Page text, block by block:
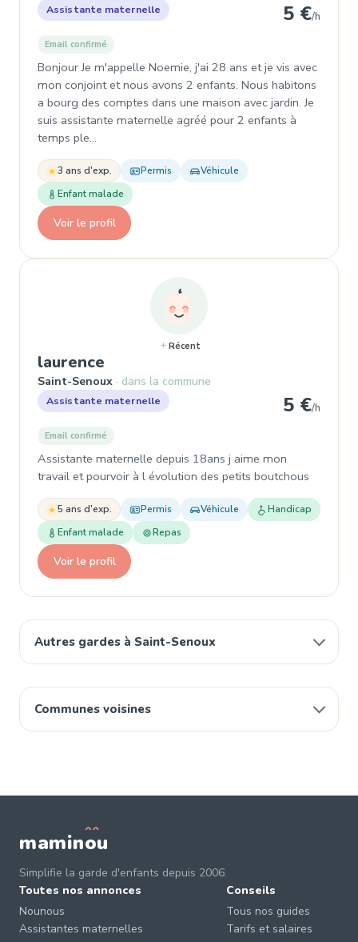
Autres gardes à Saint-Senoux
Communes voisines
Assistante maternelle 5 €/h
Email confirmé
Bonjour Je m'appelle Noemie, j'ai 28 ans et je vis avec
mon conjoint et nous avons 2 enfants. Nous habitons
a bourg des comptes dans une maison avec jardin. Je
suis assistante maternelle agréé pour 2 enfants à
temps ple…
3 ans d'exp. Permis
Véhicule
Enfant malade
Voir le profil
Récent
laurence
Saint-Senoux dans la commune
Assistante maternelle 5 €/h
Email confirmé
Assistante maternelle depuis 18ans j aime mon
travail et pourvoir à l évolution des petits boutchous
5 ans d'exp. Permis Véhicule
Handicap
Enfant malade
Repas
Voir le profil
maminou
Simplifie la garde d'enfants depuis 2006.
Toutes nos annonces
Nounous
Assistantes maternelles
Conseils
Tous nos guides
Tarifs et salaires